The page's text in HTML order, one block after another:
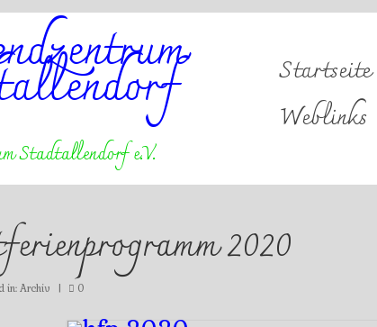
Stadtallendorf e.V.
Startseite
Weblinks
2020
in: Archiv 0